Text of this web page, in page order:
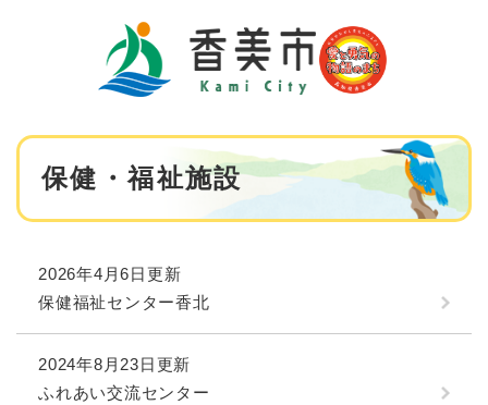
本
保健・福祉施設
2026年4月6日更新
保健福祉センター香北
2024年8月23日更新
ふれあい交流センター